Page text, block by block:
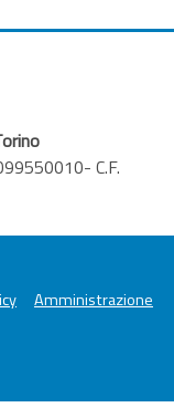
C.F.
Amministrazione